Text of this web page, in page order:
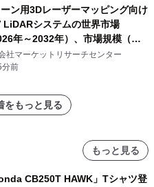
ーン用3Dレーザーマッピング向け
LiDARシステムの世界市場
年～2032年）、市場規模（長
システム、中距離LiDARシ
、短距離LiDARシステム）・分
社マーケットリサーチセンター
分前
をもっと見る
もっと見る
CB250T HAWK」Tシャツ登